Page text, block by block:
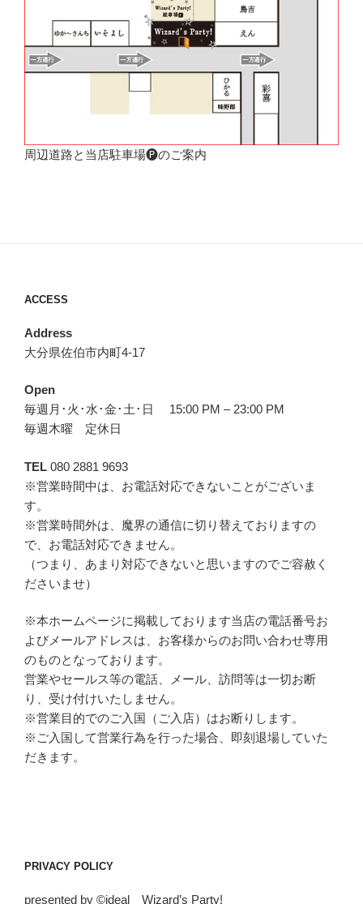
周辺道路と当店駐車場🅟のご案内
ACCESS
Address
大分県佐伯市内町4-17
Open
毎週月･火･水･金･土･日 15:00 PM – 23:00 PM
毎週木曜 定休日
TEL 080 2881 9693
※営業時間中は、お電話対応できないことがございま
す。
※営業時間外は、魔界の通信に切り替えておりますの
で、お電話対応できません。
（つまり、あまり対応できないと思いますのでご容赦く
ださいませ）
※本ホームページに掲載しております当店の電話番号お
よびメールアドレスは、お客様からのお問い合わせ専用
のものとなっております。
営業やセールス等の電話、メール、訪問等は一切お断
り、受け付けいたしません。
※営業目的でのご入国（ご入店）はお断りします。
※ご入国して営業行為を行った場合、即刻退場していた
だきます。
PRIVACY POLICY
presented by ©ideal Wizard’s Party!